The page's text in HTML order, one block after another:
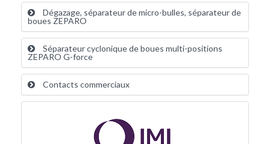
Dégazage, séparateur de micro-bulles, séparateur de
boues ZEPARO
Séparateur cyclonique de boues multi-positions
ZEPARO G-force
Contacts commerciaux